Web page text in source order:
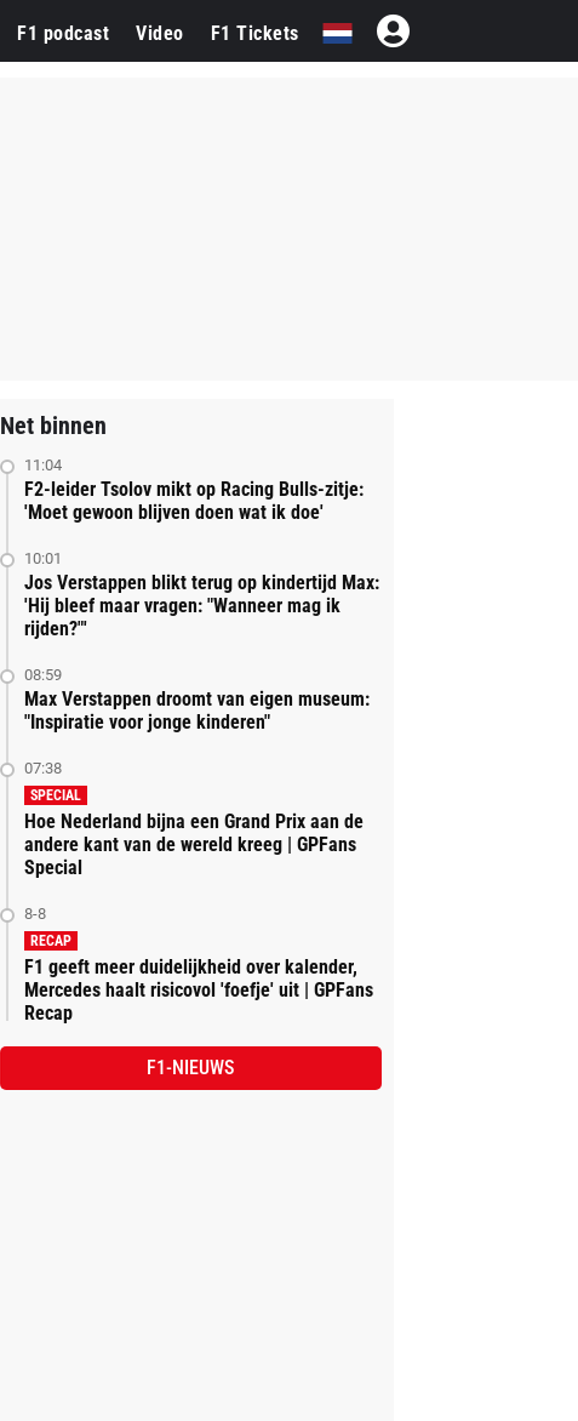
F1 podcast Video F1 Tickets
Net binnen
11:04
F2-leider Tsolov mikt op Racing Bulls-zitje:
'Moet gewoon blijven doen wat ik doe'
10:01
Jos Verstappen blikt terug op kindertijd Max:
'Hij bleef maar vragen: "Wanneer mag ik
rijden?"'
08:59
Max Verstappen droomt van eigen museum:
"Inspiratie voor jonge kinderen"
07:38
SPECIAL
Hoe Nederland bijna een Grand Prix aan de
andere kant van de wereld kreeg | GPFans
Special
8-8
RECAP
F1 geeft meer duidelijkheid over kalender,
Mercedes haalt risicovol 'foefje' uit | GPFans
Recap
F1-NIEUWS